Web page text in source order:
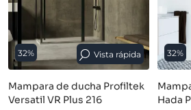
32% Vista rápida
Mampara de ducha Profiltek
Versatil VR Plus 216
32%
Hada